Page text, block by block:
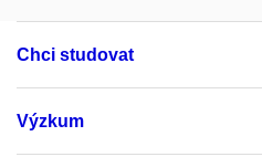
Chci studovat
Výzkum